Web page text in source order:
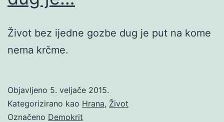
Život bez ijedne gozbe dug je put na kome
nema krčme.
Objavljeno 5. veljače 2015.
Kategorizirano kao Hrana, Život
Označeno Demokrit